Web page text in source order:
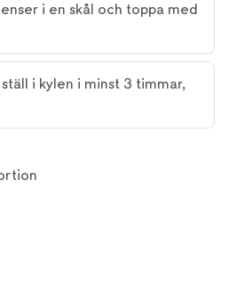
i en skål och toppa med
i kylen i minst 3 timmar,